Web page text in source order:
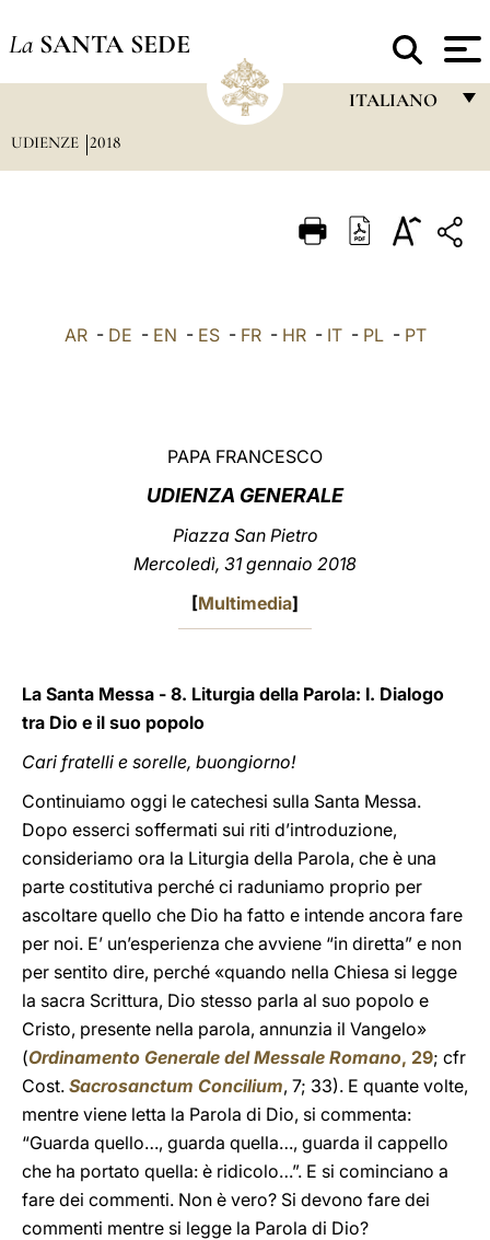
La SANTA SEDE
ITALIANO
ITALIANO
UDIENZE 2018
AR- DE - EN - ES- FR- HR- IT- PL- PT
PAPA FRANCESCO
UDIENZA GENERALE
Piazza San Pietro
Mercoledì, 31 gennaio 2018
[Multimedia]
La Santa Messa - 8. Liturgia della Parola: I. Dialogo
tra Dio e il suo popolo
Cari fratelli e sorelle, buongiorno!
Continuiamo oggi le catechesi sulla Santa Messa.
Dopo esserci soffermati sui riti d’introduzione,
consideriamo ora la Liturgia della Parola, che è una
parte costitutiva perché ci raduniamo proprio per
ascoltare quello che Dio ha fatto e intende ancora fare
per noi. E’ un’esperienza che avviene “in diretta” e non
per sentito dire, perché «quando nella Chiesa si legge
la sacra Scrittura, Dio stesso parla al suo popolo e
Cristo, presente nella parola, annunzia il Vangelo»
(Ordinamento Generale del Messale Romano, 29; cfr
Cost. Sacrosanctum Concilium, 7; 33). E quante volte,
mentre viene letta la Parola di Dio, si commenta:
“Guarda quello…, guarda quella…, guarda il cappello
che ha portato quella: è ridicolo…”. E si cominciano a
fare dei commenti. Non è vero? Si devono fare dei
commenti mentre si legge la Parola di Dio?